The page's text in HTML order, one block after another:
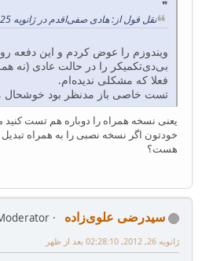
نقل قول از: هادی صفی‌اقدم در ژانویه 25, 2012, 10:50:23 بعد از ظهر
بی‌دی‌تکمیکر را در حالت عادی (نه
فعلا که مشکلی ندیده‌ام.
تست خاصی باز مدنظر بود خوشحال
یعنی نسخه همراه را دوباره هم تست
خودتون اگر نسخه نصبی را به همراه
هست؟
سیدرضی علوی‌زاده
ژانویه 26, 2012, 02:28:10 بعد از ظهر